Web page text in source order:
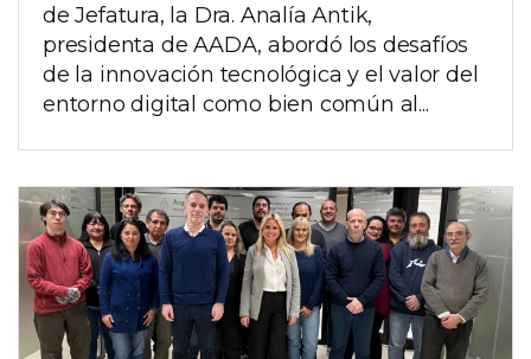
de Jefatura, la Dra. Analía Antik,
presidenta de AADA, abordó los desafíos
de la innovación tecnológica y el valor del
entorno digital como bien común al...